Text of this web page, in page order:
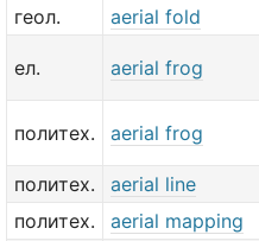
геол.
aerial fold
ел. aerial frog
политех. aerial frog
политех.
aerial line
политех.
aerial mapping